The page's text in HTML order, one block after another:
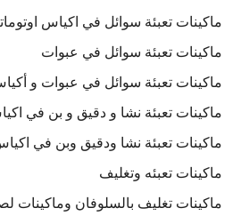
ماكينات تعبئة سوائل في اكياس
ماكينات تعبئة سوائل في عبوات
ماكينات تعبئة سوائل في عبوات و
ماكينات تعبئة نشا و دقيق و بن في
ماكينات تعبئة نشا ودقيق وبن في
ماكينات تعبئه وتغليف
ماكينات تغليف بالسلوفان وماكينات